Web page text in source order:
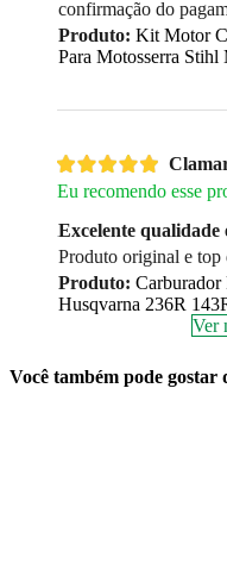
confirmação do
Produto: Kit Motor
Para Motosserra Stihl
Eu recomendo esse
Excelente qualidade
Produto original e top
Produto: Carburador
Husqvarna 236R
Ver
Você também pode gostar